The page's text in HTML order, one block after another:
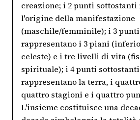
creazione; i 2 punti sottostanti
l'origine della manifestazione
(maschile/femminile); i 3
rappresentano i 3 piani
celeste) e i tre livelli di vita
spirituale); i 4 punti sottostanti
rappresentano la terra, i
quattro stagioni e i quattro
L'insieme costituisce una